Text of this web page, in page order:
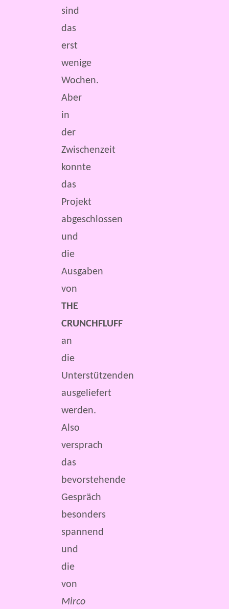
sind
das
erst
wenige
Wochen.
Aber
in
der
Zwischenzeit
konnte
das
Projekt
abgeschlossen
und
die
Ausgaben
von
THE
CRUNCHFLUFF
an
die
Unterstützenden
ausgeliefert
werden.
Also
versprach
das
bevorstehende
Gespräch
besonders
spannend
und
die
von
Mirco